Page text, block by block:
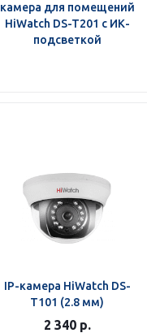
камера для помещений
HiWatch DS-T201 с ИК-
подсветкой
IP-камера HiWatch DS-
T101 (2.8 мм)
2 340р.